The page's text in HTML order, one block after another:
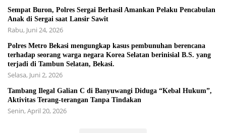
Sempat Buron, Polres Sergai Berhasil Amankan Pelaku Pencabulan
Anak di Sergai saat Lansir Sawit
Rabu, Juni 24, 2026
Polres Metro Bekasi mengungkap kasus pembunuhan berencana
terhadap seorang warga negara Korea Selatan berinisial B.S. yang
terjadi di Tambun Selatan, Bekasi.
Selasa, Juni 2, 2026
Tambang Ilegal Galian C di Banyuwangi Diduga “Kebal Hukum”,
Aktivitas Terang-terangan Tanpa Tindakan
Senin, April 20, 2026